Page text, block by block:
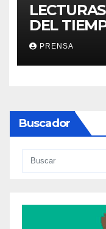
DEL
PRENSA
Buscador